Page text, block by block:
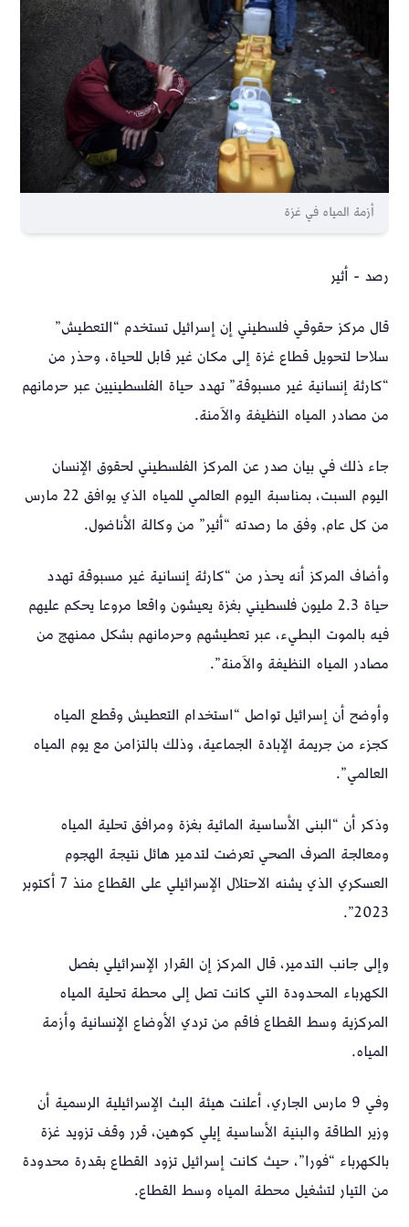
أزمة المياه في غزة
رصد - أثير
قال مركز حقوقي فلسطيني إن إسرائيل تستخدم “التعطيش”
سلاحا لتحويل قطاع غزة إلى مكان غير قابل للحياة، وحذر من
“كارثة إنسانية غير مسبوقة” تهدد حياة الفلسطينيين عبر حرمانهم
من مصادر المياه النظيفة والآمنة.
جاء ذلك في بيان صدر عن المركز الفلسطيني لحقوق الإنسان
اليوم السبت، بمناسبة اليوم العالمي للمياه الذي يوافق 22 مارس
من كل عام, وفق ما رصدته “أثير” من وكالة الأناضول.
وأضاف المركز أنه يحذر من “كارثة إنسانية غير مسبوقة تهدد
حياة 2.3 مليون فلسطيني بغزة يعيشون واقعا مروعا يحكم عليهم
فيه بالموت البطيء، عبر تعطيشهم وحرمانهم بشكل ممنهج من
مصادر المياه النظيفة والآمنة”.
وأوضح أن إسرائيل تواصل “استخدام التعطيش وقطع المياه
كجزء من جريمة الإبادة الجماعية، وذلك بالتزامن مع يوم المياه
العالمي”.
وذكر أن “البنى الأساسية المائية بغزة ومرافق تحلية المياه
ومعالجة الصرف الصحي تعرضت لتدمير هائل نتيجة الهجوم
العسكري الذي يشنه الاحتلال الإسرائيلي على القطاع منذ 7 أكتوبر
2023”.
وإلى جانب التدمير، قال المركز إن القرار الإسرائيلي بفصل
الكهرباء المحدودة التي كانت تصل إلى محطة تحلية المياه
المركزية وسط القطاع فاقم من تردي الأوضاع الإنسانية وأزمة
المياه.
وفي 9 مارس الجاري، أعلنت هيئة البث الإسرائيلية الرسمية أن
وزير الطاقة والبنية الأساسية إيلي كوهين، قرر وقف تزويد غزة
بالكهرباء “فورا”، حيث كانت إسرائيل تزود القطاع بقدرة محدودة
من التيار لتشغيل محطة المياه وسط القطاع.